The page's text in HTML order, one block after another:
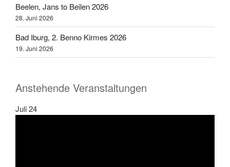
Beelen, Jans to Beilen 2026
28. Juni 2026
Bad Iburg, 2. Benno Kirmes 2026
19. Juni 2026
Anstehende Veranstaltungen
Juli24